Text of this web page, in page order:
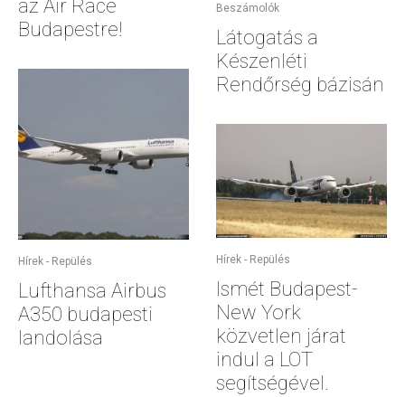
az Air Race
Budapestre!
Hírek - Repülés
Lufthansa Airbus
A350 budapesti
landolása
Beszámolók
Látogatás a
Készenléti
Rendőrség bázisán
Hírek - Repülés
Ismét Budapest-
New York
közvetlen járat
indul a LOT
segítségével.